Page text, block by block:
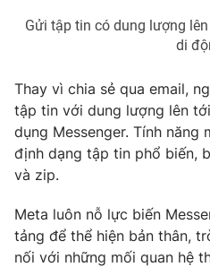
Gửi tập tin có dung lượng
di
Thay vì chia sẻ qua email,
tập tin với dung lượng lên
dụng Messenger. Tính
định dạng tập tin phổ biến,
và zip.
Meta luôn nỗ lực biến
tảng để thể hiện bản thân,
nối với những mối quan hệ